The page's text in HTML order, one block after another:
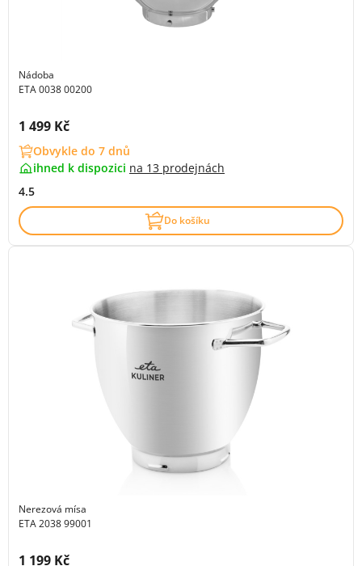
Nádoba
ETA 0038 00200
Cena s DPH:
1 499 Kč
Obvykle do 7 dnů
ihned k dispozici na 13 prodejnách
4.5
Do košíku
Nerezová mísa
ETA 2038 99001
Cena s DPH:
1 199 Kč